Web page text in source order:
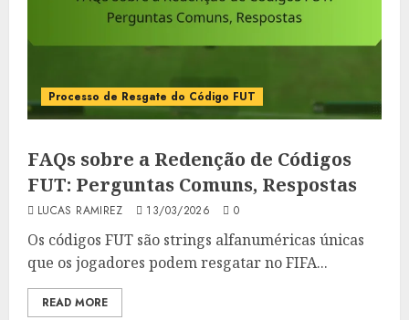
Processo de Resgate do Código FUT
FAQs sobre a Redenção de Códigos
FUT: Perguntas Comuns, Respostas
LUCAS RAMIREZ 13/03/2026 0
Os códigos FUT são strings alfanuméricas únicas
que os jogadores podem resgatar no FIFA...
READ MORE